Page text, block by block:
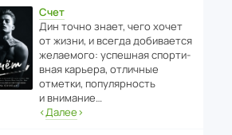
Счет
Дин точно знает, чего хочет
от жизни, и всегда доби­ва­ется
жела­е­мого: успе­шная спор­ти­
вная карьера, отли­чные
отметки, попу­ля­р­ность
и внимание…
‹Далее›